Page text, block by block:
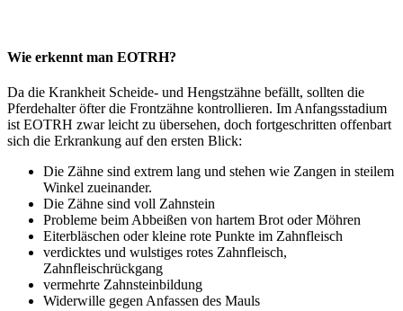
Wie erkennt man EOTRH?
Da die Krankheit Scheide- und Hengstzähne befällt, sollten die
Pferdehalter öfter die Frontzähne kontrollieren. Im Anfangsstadium
ist EOTRH zwar leicht zu übersehen, doch fortgeschritten offenbart
sich die Erkrankung auf den ersten Blick:
Die Zähne sind extrem lang und stehen wie Zangen in steilem
Winkel zueinander.
Die Zähne sind voll Zahnstein
Probleme beim Abbeißen von hartem Brot oder Möhren
Eiterbläschen oder kleine rote Punkte im Zahnfleisch
verdicktes und wulstiges rotes Zahnfleisch,
Zahnfleischrückgang
vermehrte Zahnsteinbildung
Widerwille gegen Anfassen des Mauls